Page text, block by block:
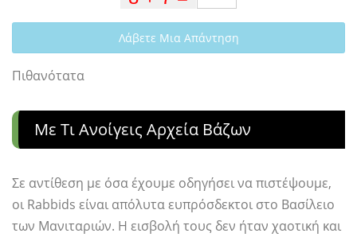
Λάβετε Μια Απάντηση
Πιθανότατα
Με Τι Ανοίγεις Αρχεία Βάζων
Σε αντίθεση με όσα έχουμε οδηγήσει να πιστέψουμε,
οι Rabbids είναι απόλυτα ευπρόσδεκτοι στο Βασίλειο
των Μανιταριών. Η εισβολή τους δεν ήταν χαοτική και